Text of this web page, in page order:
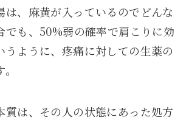
は、麻黄が入っているのでどんな
でも、50%弱の確率で肩こりに効
うように、疼痛に対しての生薬の
質は、その人の状態にあった処方